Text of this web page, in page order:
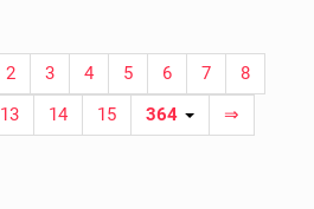
2 3 4 5 6 7
8
13 14 15 364
⇒